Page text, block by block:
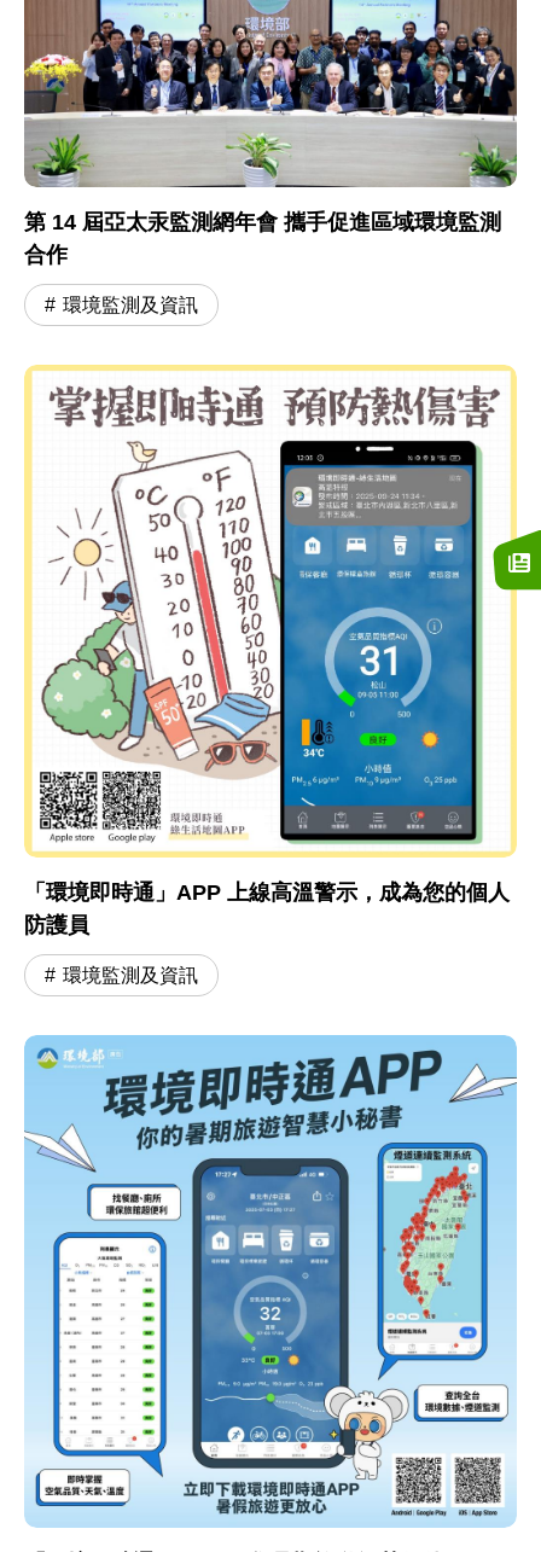
第 14 屆亞太汞監測網年會 攜手促進區域環境監測
合作
環境監測及資訊
「環境即時通」APP 上線高溫警示，成為您的個人
防護員
環境監測及資訊